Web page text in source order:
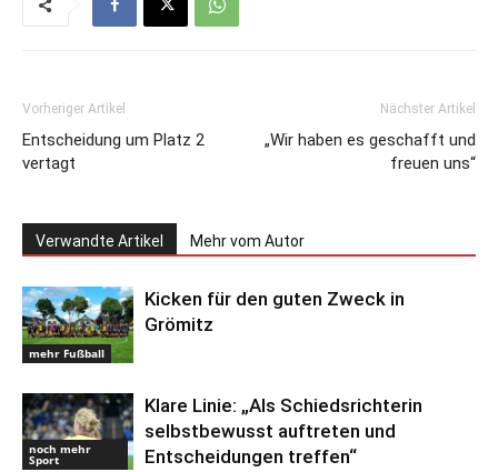
Vorheriger Artikel
Entscheidung um Platz 2
vertagt
Nächster Artikel
„Wir haben es geschafft und
freuen uns“
Verwandte Artikel Mehr vom Autor
mehr Fußball
Kicken für den guten Zweck in
Grömitz
noch mehr
Sport
Klare Linie: „Als Schiedsrichterin
selbstbewusst auftreten und
Entscheidungen treffen“